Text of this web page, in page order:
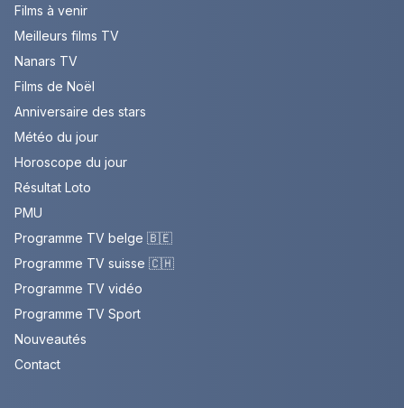
Films à venir
Meilleurs films TV
Nanars TV
Films de Noël
Anniversaire des stars
Météo du jour
Horoscope du jour
Résultat Loto
PMU
Programme TV belge 🇧🇪
Programme TV suisse 🇨🇭
Programme TV vidéo
Programme TV Sport
Nouveautés
Contact